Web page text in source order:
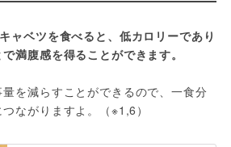
ャベツを食べると、低カロリーであり
満腹感を得ることができます。
を減らすことができるので、一食分
ながりますよ。（※1,6）